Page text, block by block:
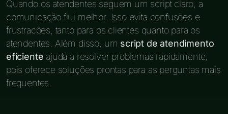
Quando os atendentes seguem um script claro, a
comunicação flui melhor. Isso evita confusões e
frustracões, tanto para os clientes quanto para os
atendentes. Além disso, um script de atendimento
eficiente ajuda a resolver problemas rapidamente,
pois oferece soluções prontas para as perguntas mais
frequentes.